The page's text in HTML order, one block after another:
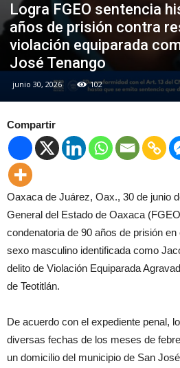
Logra FGEO sentencia
años de prisión contra
violación equiparada
José Tenango
junio 30, 2026 102
Compartir
Oaxaca de Juárez, Oax., 30 de junio
General del Estado de Oaxaca
condenatoria de 90 años de prisión
sexo masculino identificada como
delito de Violación Equiparada
de Teotitlán.
De acuerdo con el expediente penal,
diversas fechas de los meses de
un domicilio del municipio de San